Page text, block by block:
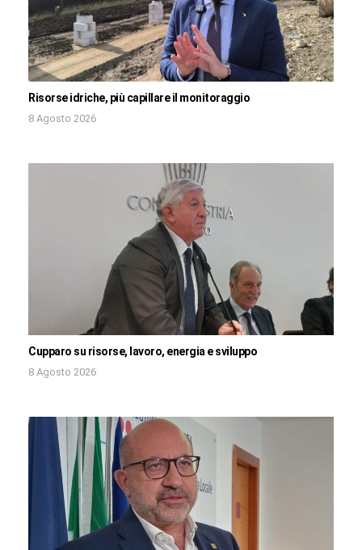
Risorse idriche, più capillare il monitoraggio
8 Agosto 2026
Cupparo su risorse, lavoro, energia e sviluppo
8 Agosto 2026